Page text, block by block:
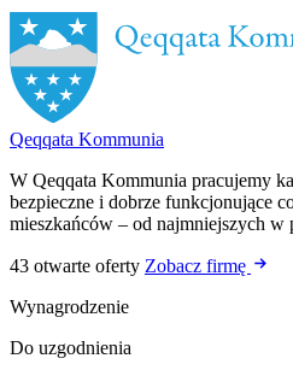
Qeqqata Kommunia
W Qeqqata Kommunia pracujemy
bezpieczne i dobrze funkcjonujące
mieszkańców – od najmniejszych w
43 otwarte oferty Zobacz firmę
Wynagrodzenie
Do uzgodnienia